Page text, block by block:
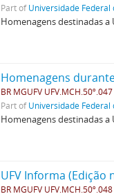
Part ofUniversidade Federal
Homenagens destinadas a
Homenagens
BR MGUFV UFV.MCH.50º.047
Part ofUniversidade Federal
Homenagens destinadas a
UFV Informa (Edição
BR MGUFV UFV.MCH.50º.048